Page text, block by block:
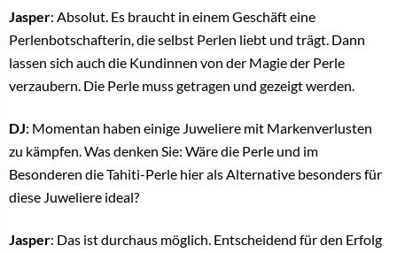
Jasper: Absolut. Es braucht in einem Geschäft eine
Perlenbotschafterin, die selbst Perlen liebt und trägt. Dann
lassen sich auch die Kundinnen von der Magie der Perle
verzaubern. Die Perle muss getragen und gezeigt werden.
DJ: Momentan haben einige Juweliere mit Markenverlusten
zu kämpfen. Was denken Sie: Wäre die Perle und im
Besonderen die Tahiti-Perle hier als Alternative besonders für
diese Juweliere ideal?
Jasper: Das ist durchaus möglich. Entscheidend für den Erfolg